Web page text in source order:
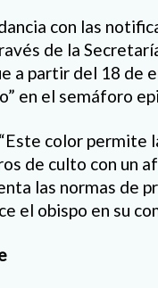
con las
de la
a partir del 18 de
en el semáforo
color permite
de culto con un
las normas de
el obispo en su